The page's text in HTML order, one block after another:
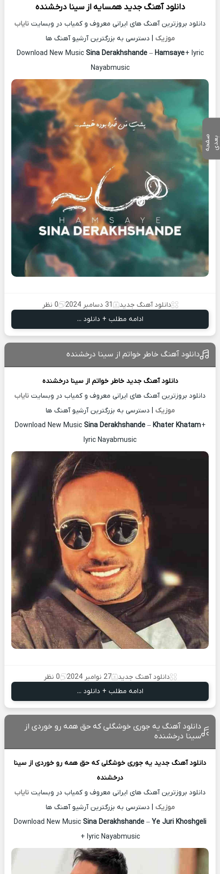
دانلود آهنگ جدید همسایه ازسینا درخشنده
دانلود بروزترین آهنگ های ایرانی معروف و کمیاب در وبسایت نایاب
موزیک | دسترسی به بزرگترین آرشیو آهنگ ها
Download New Music Sina Derakhshande– Hamsaye+ lyric
Nayabmusic
دانلود آهنگ جدید 31 دسامبر 2024
0 نظر
ادامه مطلب + دانلود ...
دانلود آهنگ خاطر خواتم از سینا درخشنده
دانلود آهنگ جدید خاطر خواتم ازسینا درخشنده
دانلود بروزترین آهنگ های ایرانی معروف و کمیاب در وبسایت نایاب
موزیک | دسترسی به بزرگترین آرشیو آهنگ ها
Download New Music Sina Derakhshande– Khater Khatam+
lyric Nayabmusic
دانلود آهنگ جدید 27 نوامبر 2024
0 نظر
ادامه مطلب + دانلود ...
دانلود آهنگ یه جوری خوشگلی که حق همه رو خوردی از
سینا درخشنده
دانلود آهنگ جدید یه جوری خوشگلی که حق همه رو خوردی از سینا
درخشنده
دانلود بروزترین آهنگ های ایرانی معروف و کمیاب در وبسایت نایاب
موزیک | دسترسی به بزرگترین آرشیو آهنگ ها
Download New Music Sina Derakhshande – Ye Juri Khoshgeli
+ lyric Nayabmusic
ص
ف
ح
ه ب ع
د ی